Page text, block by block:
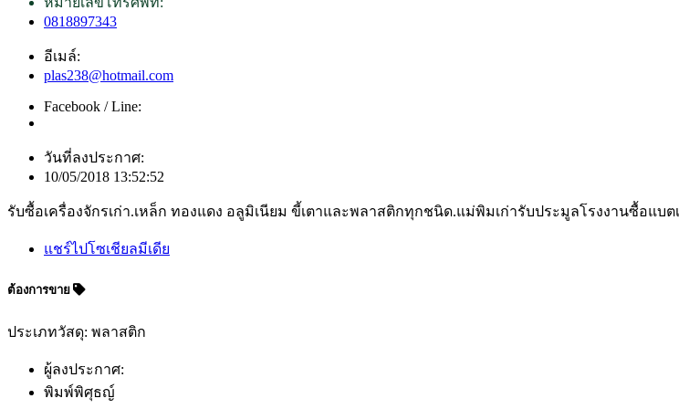
0818897343
อีเมล์:
plas238@hotmail.com
Facebook / Line:
วันที่ลงประกาศ:
10/05/2018 13:52:52
รับซื้อเครื่องจักรเก่า.เหล็ก ทองแดง อลูมิเนียม ขี้เตาและพลาสติกทุกชนิด.แม่พิมเก่ารับประมูลโรงงานซื้อแบตเต
แชร์ไปโซเชียลมีเดีย
ต้องการขาย
ประเภทวัสดุ: พลาสติก
ผู้ลงประกาศ:
พิมพ์พิศุธญ์